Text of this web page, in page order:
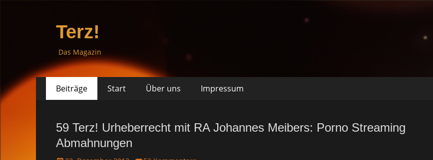
Terz!
Das Magazin
Primäres
Menü
Springe
zum
Beiträge Start Über uns Impressum
59 Terz! Urheberrecht mit RA Johannes Meibers: Porno Streaming
Abmahnungen